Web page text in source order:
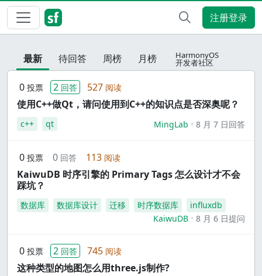
注册登录
最新 待回答 周榜 月榜 HarmonyOS
开发者社区
0 投票 2 回答 527 阅读
使用C++做Qt，请问使用到C++的知识点是否深奥呢？
c++ qt MingLab 8 月 7 日回答
0 投票 0 回答 113 阅读
KaiwuDB 时序引擎的 Primary Tags 怎么设计才不会
踩坑？
数据库 数据库设计 迁移 时序数据库
influxdb
KaiwuDB
8 月 6 日提问
0 投票 2 回答 745 阅读
这种类型的地图怎么用three.js制作?